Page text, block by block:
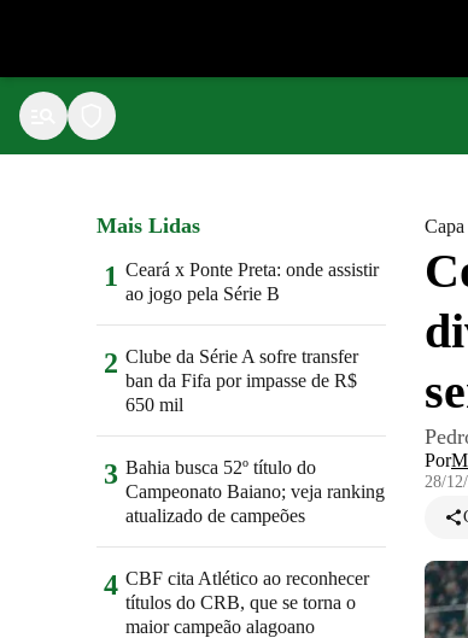
Capa
Por
28/
Mais Lidas
1 Ceará x Ponte Preta: onde assistir
ao jogo pela Série B
2 Clube da Série A sofre transfer
ban da Fifa por impasse de R$
650 mil
3 Bahia busca 52º título do
Campeonato Baiano; veja ranking
atualizado de campeões
4 CBF cita Atlético ao reconhecer
títulos do CRB, que se torna o
maior campeão alagoano